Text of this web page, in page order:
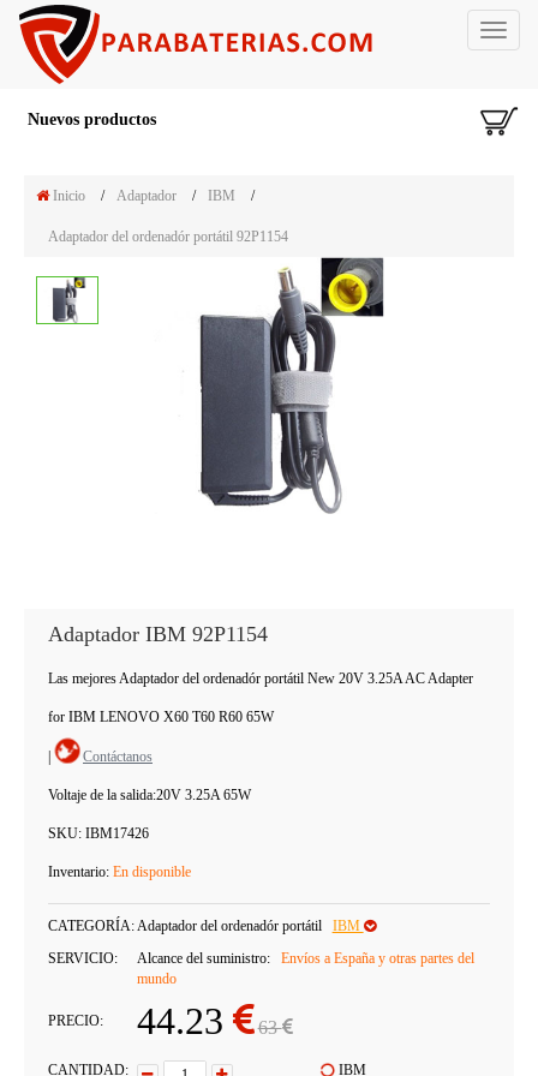
Toggle
Nuevos productos
Inicio / Adaptador / IBM /
Adaptador del ordenadór portátil 92P1154
Adaptador IBM 92P1154
Las mejores Adaptador del ordenadór portátil New 20V 3.25A AC Adapter
for IBM LENOVO X60 T60 R60 65W
Contáctanos
Voltaje de la salida:20V 3.25A 65W
SKU: IBM17426
Inventario: En disponible
CATEGORÍA:Adaptador del ordenadór portátil
IBM
SERVICIO:
Alcance del suministro:
Envíos a España y otras partes del
mundo
PRECIO: 44.23 63
CANTIDAD:
IBM